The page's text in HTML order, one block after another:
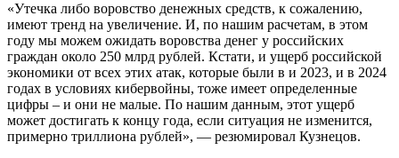
«Утечка либо воровство денежных средств, к сожалению,
имеют тренд на увеличение. И, по нашим расчетам, в этом
году мы можем ожидать воровства денег у российских
граждан около 250 млрд рублей. Кстати, и ущерб российской
экономики от всех этих атак, которые были в и 2023, и в 2024
годах в условиях кибервойны, тоже имеет определенные
цифры – и они не малые. По нашим данным, этот ущерб
может достигать к концу года, если ситуация не изменится,
примерно триллиона рублей», — резюмировал Кузнецов.